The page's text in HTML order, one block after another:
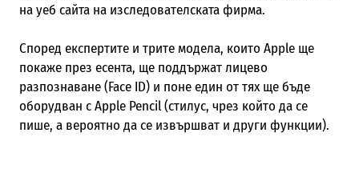
на уеб сайта на изследователската фирма.
Според експертите и трите модела, които Apple ще
покаже през есента, ще поддържат лицево
разпознаване (Face ID) и поне един от тях ще бъде
оборудван с Apple Pencil (стилус, чрез който да се
пише, а вероятно да се извършват и други функции).